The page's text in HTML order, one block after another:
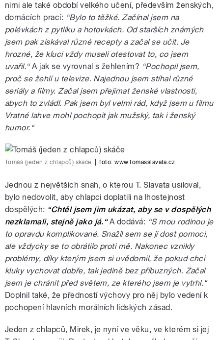
nimi ale také období velkého učení, především ženských,
domácích prací: “Bylo to těžké. Začínal jsem na
polévkách z pytlíku a hotovkách. Od starších známých
jsem pak získával různé recepty a začal se učit. Je
hrozné, že kluci vždy museli otestovat to, co jsem
uvařil.“A jak se vyrovnal s žehlením? “Pochopil jsem,
proč se žehlí u televize. Najednou jsem stíhal různé
seriály a filmy. Začal jsem přejímat ženské vlastnosti,
abych to zvládl. Pak jsem byl velmi rád, když jsem u filmu
Vratné lahve mohl pochopit jak mužský, tak i ženský
humor.“
Tomáš (jeden z chlapců) skáče foto:www.tomasslavata.cz
Jednou z největších snah, o kterou T. Slavata usiloval,
bylo nedovolit, aby chlapci doplatili na lhostejnost
dospělých: “Chtěl jsem jim ukázat, aby se v dospělých
nezklamali, stejně jako já.“A dodává: “S mou rodinou je
to opravdu komplikované. Snažil sem se jí dost pomoci,
ale vždycky se to obrátilo proti mě. Nakonec vznikly
problémy, díky kterým jsem si uvědomil, že pokud chci
kluky vychovat dobře, tak jedině bez příbuzných. Začal
jsem je chránit před světem, ze kterého jsem je vytrhl.“
Doplnil také, že předností výchovy pro něj bylo vedení k
pochopení hlavních morálních lidských zásad.
Jeden z chlapců, Mirek, je nyní ve věku, ve kterém si jej